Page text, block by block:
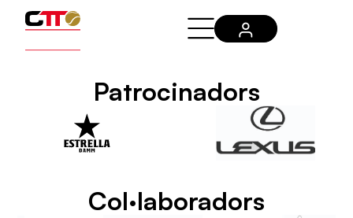
Patrocinadors
Col·laboradors